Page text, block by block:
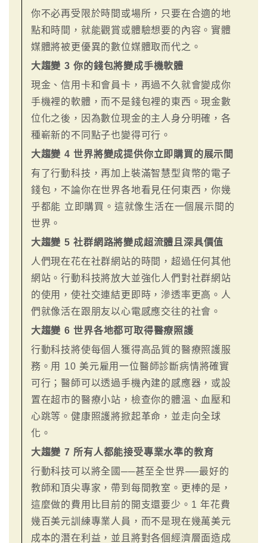
你不必再受限於時間或場所，只要在合適的地
點和時間，就能觀賞或體驗想要的內容。實體
媒體將被更優異的數位媒體取而代之。
大趨變 3 你的錢包將變成手機軟體
現金、信用卡和會員卡，再過不久就會變成你
手機裡的軟體，而不是錢包裡的東西。現金數
位化之後，因為數位現金的主人身分明確，各
種嶄新的不同點子也變得可行。
大趨變 4 世界將變成提供你立即購買的展示間
有了行動科技，再加上裝滿智慧型貨幣的電子
錢包，不論你在世界各地看見任何東西，你幾
乎都能 立即購買。這就像生活在一個展示間的
世界。
大趨變 5 社群網路將變成超流體且深具價值
人們現在花在社群網站的時間，超過任何其他
網站。行動科技將放大並強化人們對社群網站
的使用，使社交連結更即時，滲透率更高。人
們就像活在跟朋友以心電感應交往的社會。
大趨變 6 世界各地都可取得醫療照護
行動科技將使每個人獲得高品質的醫療照護服
務。用 10 美元雇用一位醫師診斷病情將確實
可行；醫師可以透過手機內建的感應器，或設
置在超市的醫療小站，檢查你的體溫、血壓和
心跳等。健康照護將掀起革命，並走向全球
化。
大趨變 7 所有人都能接受專業水準的教育
行動科技可以將全國──甚至全世界──最好的
教師和頂尖專家，帶到每間教室。更棒的是，
這麼做的費用比目前的開支還要少。1 年花費
幾百美元訓練專業人員，而不是現在幾萬美元
成本的潛在利益，並且將對各個經濟層面造成